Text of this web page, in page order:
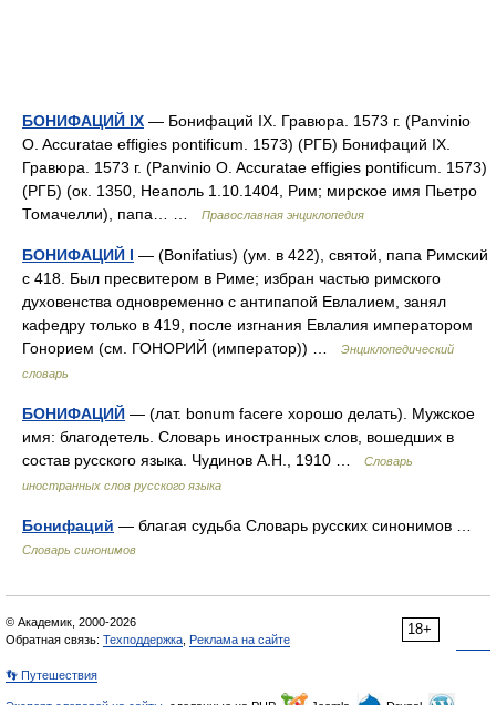
БОНИФАЦИЙ IX — Бонифаций IX. Гравюра. 1573 г. (Panvinio
O. Accuratae effigies pontificum. 1573) (РГБ) Бонифаций IX.
Гравюра. 1573 г. (Panvinio O. Accuratae effigies pontificum. 1573)
(РГБ) (ок. 1350, Неаполь 1.10.1404, Рим; мирское имя Пьетро
Томачелли), папа… …
Православная энциклопедия
БОНИФАЦИЙ I — (Bonifatius) (ум. в 422), святой, папа Римский
с 418. Был пресвитером в Риме; избран частью римского
духовенства одновременно с антипапой Евлалием, занял
кафедру только в 419, после изгнания Евлалия императором
Гонорием (см. ГОНОРИЙ (император)) …
Энциклопедический
словарь
БОНИФАЦИЙ — (лат. bonum facere хорошо делать). Мужское
имя: благодетель. Словарь иностранных слов, вошедших в
состав русского языка. Чудинов А.Н., 1910 …
Словарь
иностранных слов русского языка
Бонифаций — благая судьба Словарь русских синонимов …
Словарь синонимов
18+
© Академик, 2000-2026
Обратная связь: Техподдержка Реклама на сайте
👣 Путешествия